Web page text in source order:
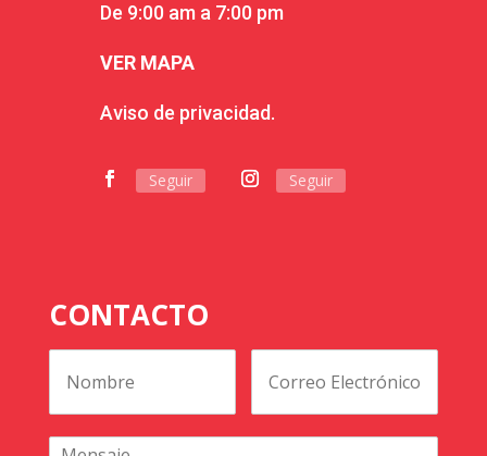
De 9:00 am a 7:00 pm
VER MAPA
Aviso de privacidad.
Seguir Seguir
CONTACTO